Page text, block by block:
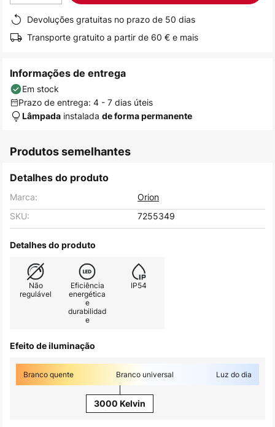
Devoluções gratuitas no prazo de 50 dias
Transporte gratuito a partir de 60 € e mais
Informações de entrega
Em stock
Prazo de entrega: 4 - 7 dias úteis
Lâmpada instalada de forma permanente
Produtos semelhantes
Detalhes do produto
Marca:
Orion
SKU:
7255349
Detalhes do produto
Não
regulável
Eficiência
energética
e
durabilidad
e
IP54
Efeito de iluminação
Branco quente Branco universal Luz do dia
3000 Kelvin